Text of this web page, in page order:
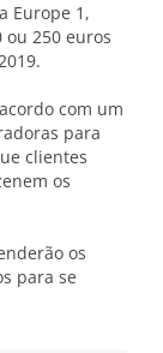
Europe 1,
ou 250 euros
com um
para
clientes
os
os
para se